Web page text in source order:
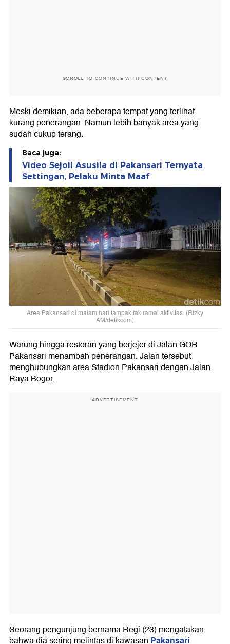
SCROLL TO CONTINUE WITH CONTENT
Meski demikian, ada beberapa tempat yang terlihat
kurang penerangan. Namun lebih banyak area yang
sudah cukup terang.
Baca juga:
Video Sejoli Asusila di Pakansari Ternyata
Settingan, Pelaku Minta Maaf
Area Pakansari di malam hari tampak tak ramai aktivitas. (Rizky
AM/detikcom)
Warung hingga restoran yang berjejer di Jalan GOR
Pakansari menambah penerangan. Jalan tersebut
menghubungkan area Stadion Pakansari dengan Jalan
Raya Bogor.
ADVERTISEMENT
Seorang pengunjung bernama Regi (23) mengatakan
bahwa dia sering melintas di kawasan Pakansari